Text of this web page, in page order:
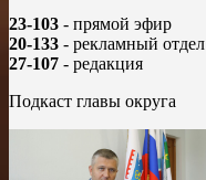
23-103 - прямой эфир
20-133 - рекламный отдел
27-107 - редакция
Подкаст главы округа